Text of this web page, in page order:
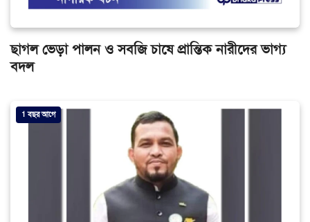
ছাগল ভেড়া পালন ও সবজি চাষে প্রান্তিক নারীদের ভাগ্য
বদল
1 বছর আগে